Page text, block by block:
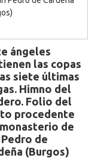
ángeles
las copas
siete últimas
Himno del
Folio del
procedente
de
Pedro de
(Burgos)